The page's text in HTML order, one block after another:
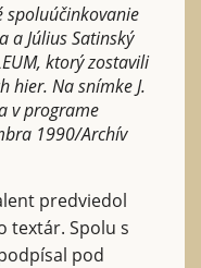
spoluúčinkovanie
a Július Satinský
ktorý zostavili
hier. Na snímke J.
v programe
1990/Archív
predviedol
textár. Spolu s
pod